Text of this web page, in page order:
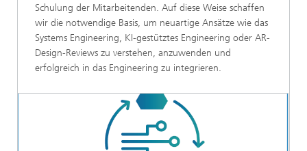
Schulung der Mitarbeitenden. Auf diese Weise schaffen
wir die notwendige Basis, um neuartige Ansätze wie das
Systems Engineering, KI-gestütztes Engineering oder AR-
Design-Reviews zu verstehen, anzuwenden und
erfolgreich in das Engineering zu integrieren.